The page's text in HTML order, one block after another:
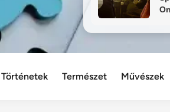
Történetek Természet Művészek